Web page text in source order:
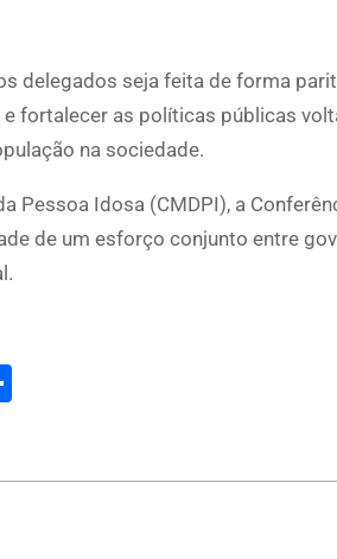
delegados seja feita de forma
fortalecer as políticas públicas
na sociedade.
Pessoa Idosa (CMDPI), a
de um esforço conjunto entre